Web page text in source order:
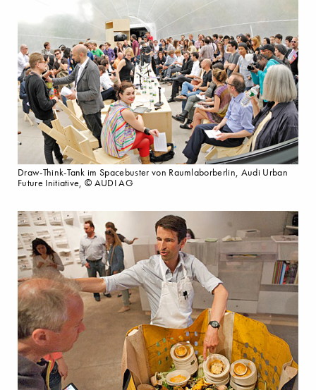
Draw-Think-Tank im Spacebuster von Raumlaborberlin, Audi Urban
Future Initiative, © AUDI AG